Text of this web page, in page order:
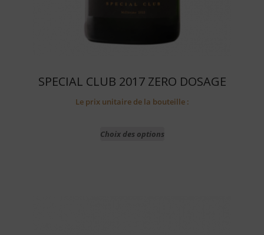
SPECIAL CLUB 2017 ZERO DOSAGE
Le prix unitaire de la bouteille :
Choix des options